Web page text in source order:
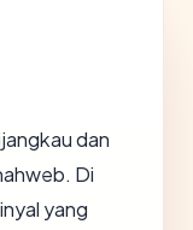
dan
Di
yang